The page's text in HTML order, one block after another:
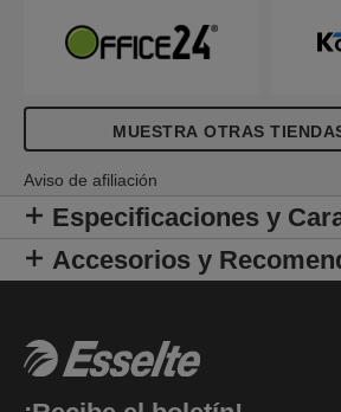
MUESTRA OTRAS
Aviso de afiliación
Especificaciones y
Accesorios y